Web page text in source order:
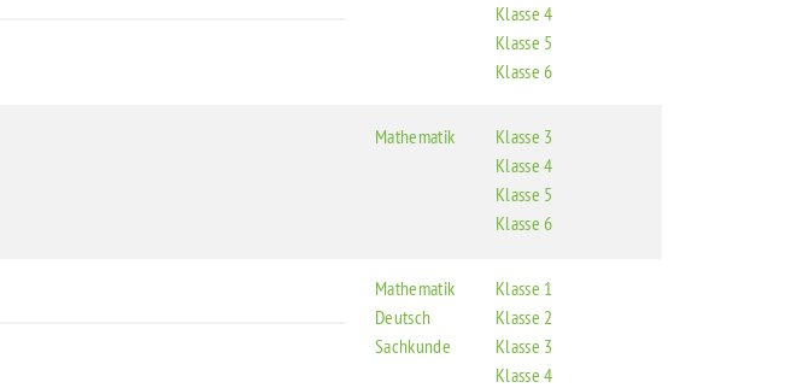
Klasse 4
Klasse 5
Klasse 6
Mathematik
Klasse 3
Klasse 4
Klasse 5
Klasse 6
Mathematik
Deutsch
Sachkunde
Klasse 1
Klasse 2
Klasse 3
Klasse 4